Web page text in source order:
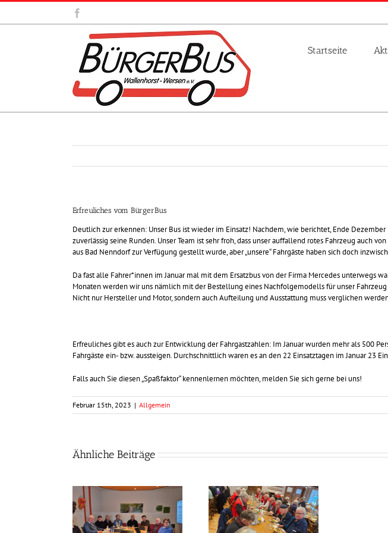
Zum
springen
Startseite
Erfreuliches vom BürgerBus
Deutlich zur erkennen: Unser Bus ist wieder im Einsatz! Nachdem, wie berichtet, Ende
zuverlässig seine Runden. Unser Team ist sehr froh, dass unser auffallend rotes Fahrzeug auch
aus Bad Nenndorf zur Verfügung gestellt wurde, aber „unsere“ Fahrgäste haben sich doch
Da fast alle Fahrer*innen im Januar mal mit dem Ersatzbus von der Firma Mercedes unterwegs
Monaten werden wir uns nämlich mit der Bestellung eines Nachfolgemodells für unser
Nicht nur Hersteller und Motor, sondern auch Aufteilung und Ausstattung muss verglichen
Erfreuliches gibt es auch zur Entwicklung der Fahrgastzahlen: Im Januar wurden mehr als 500
Fahrgäste ein- bzw. aussteigen. Durchschnittlich waren es an den 22 Einsatztagen im Januar 23
Falls auch Sie diesen „Spaßfaktor“ kennenlernen möchten, melden Sie sich gerne bei uns!
Februar 15th, 2023 | Allgemein
Ähnliche Beiträge